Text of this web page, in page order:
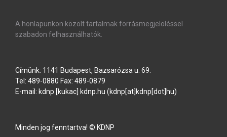
A honlapunkon közölt tartalmak forrásmegjelöléssel
szabadon felhasználhatók.
Címünk: 1141 Budapest, Bazsarózsa u. 69.
Tel: 489-0880 Fax: 489-0879
E-mail: kdnp [kukac] kdnp hu (kdnp[at]kdnp[dot]hu)
Minden jog fenntartva! © KDNP